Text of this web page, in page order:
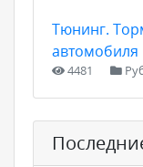
Тюнинг.
автомобиля
4481